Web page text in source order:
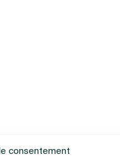
consentement